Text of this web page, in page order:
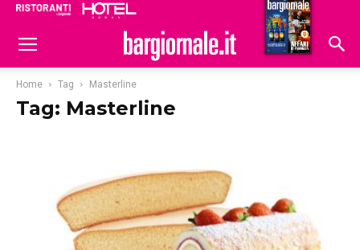
Hoteldomani
Home Tag Masterline
Tag: Masterline